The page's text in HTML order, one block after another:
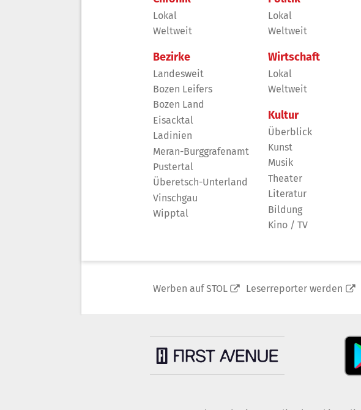
Lokal
Weltweit
Bezirke
Landesweit
Bozen Leifers
Bozen Land
Eisacktal
Ladinien
Meran-Burggrafenamt
Pustertal
Überetsch-Unterland
Vinschgau
Wipptal
Lokal
Weltweit
Wirtschaft
Lokal
Weltweit
Kultur
Überblick
Kunst
Musik
Theater
Literatur
Bildung
Kino / TV
Werben auf STOL Leserreporter werden